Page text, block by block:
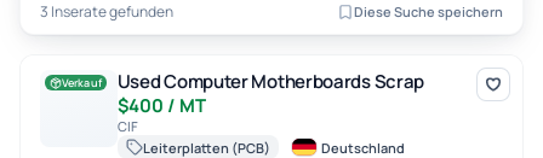
3 Inserate gefunden Diese Suche speichern
Used Computer Motherboards Scrap
Verkauf
Used Computer Motherboards Scrap
$400 / MT
CIF
Leiterplatten (PCB)
Deutschland